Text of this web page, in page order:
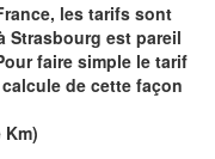
les tarifs sont
Strasbourg est pareil
faire simple le tarif
de cette façon